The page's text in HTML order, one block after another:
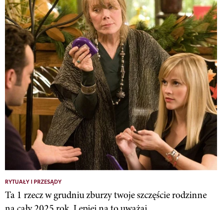
RYTUAŁY I PRZESĄDY
Ta 1 rzecz w grudniu zburzy twoje szczęście rodzinne